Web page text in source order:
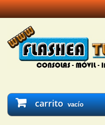
carrito vacío